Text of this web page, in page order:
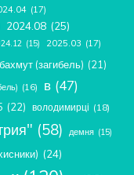
(17)
2024.08 (25)
(15) 2025.03 (17)
бахмут (загибель) (21)
(16) в (47)
(22) володимирці (18)
(58) демня (15)
(24)